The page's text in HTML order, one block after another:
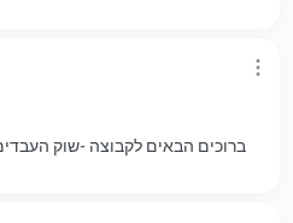
ברוכים הבאים לקבוצה -שוק